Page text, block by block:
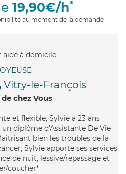
19,90€/h*
au moment de la demande
Vitry-le-François
chez Vous
et flexible, Sylvie a 23 ans
diplôme d'Assistante De Vie
bien les troubles de la
Sylvie apporte ses services
de nuit, lessive/repassage et
coucher*